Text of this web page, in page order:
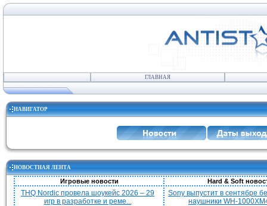
ГЛАВНАЯ
НАВИГАТОР
НОВОСТНАЯ ЛЕНТА
Игровые новости Hard & Soft
THQ Nordic провела шоукейс 2026 – 29
игр в разработке и реме...
Sony выпустит в сентябре
наушники WH-